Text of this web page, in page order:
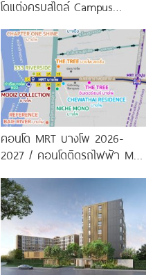
โดแต่งครบสไตล์ Campus
พร้อมรับ-ส่ง
คอนโด MRT บางโพ 2026-
2027 / คอนโดติดรถไฟฟ้า MRT